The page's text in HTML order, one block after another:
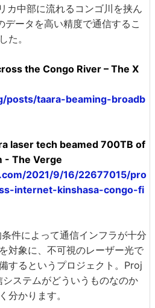
カ中部に流れるコンゴ川を挟ん
ータを高い精度で通信するこ
た。
the Congo River – The X
posts/taara-beaming-broadb
laser tech beamed 700TB of
- The Verge
2021/9/16/22677015/pro
internet-kinshasa-congo-fi
件によって通信インフラが十分
対象に、不可視のレーザー光で
するというプロジェクト。Proj
ステムがどういうものなのか
分かります。